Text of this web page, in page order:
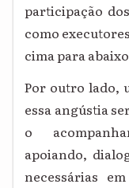
participação
como
cima para
Por outro lado,
essa angústia
o
apoiando,
necessárias